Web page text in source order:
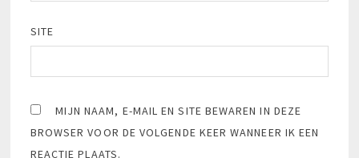
SITE
MIJN NAAM, E-MAIL EN SITE BEWAREN IN DEZE
BROWSER VOOR DE VOLGENDE KEER WANNEER IK EEN
REACTIE PLAATS.